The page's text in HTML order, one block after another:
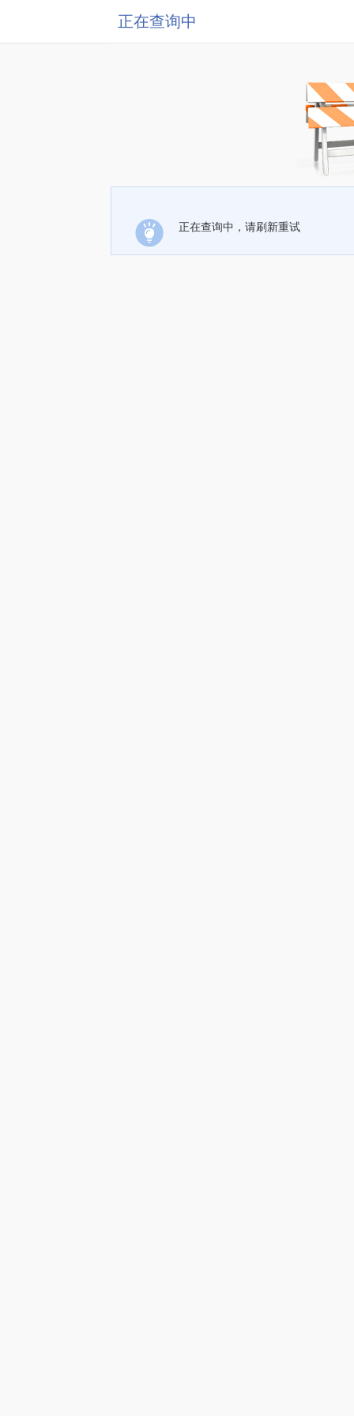
正在查询中
正在查询中，请刷新重试